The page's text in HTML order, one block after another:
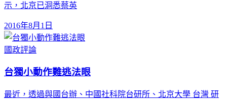
示，北京已洞悉蔡英
2016年8月1日
國政評論
台獨小動作難逃法眼
最近，透過與國台辦、中國社科院台研所、北京大學 台灣 研